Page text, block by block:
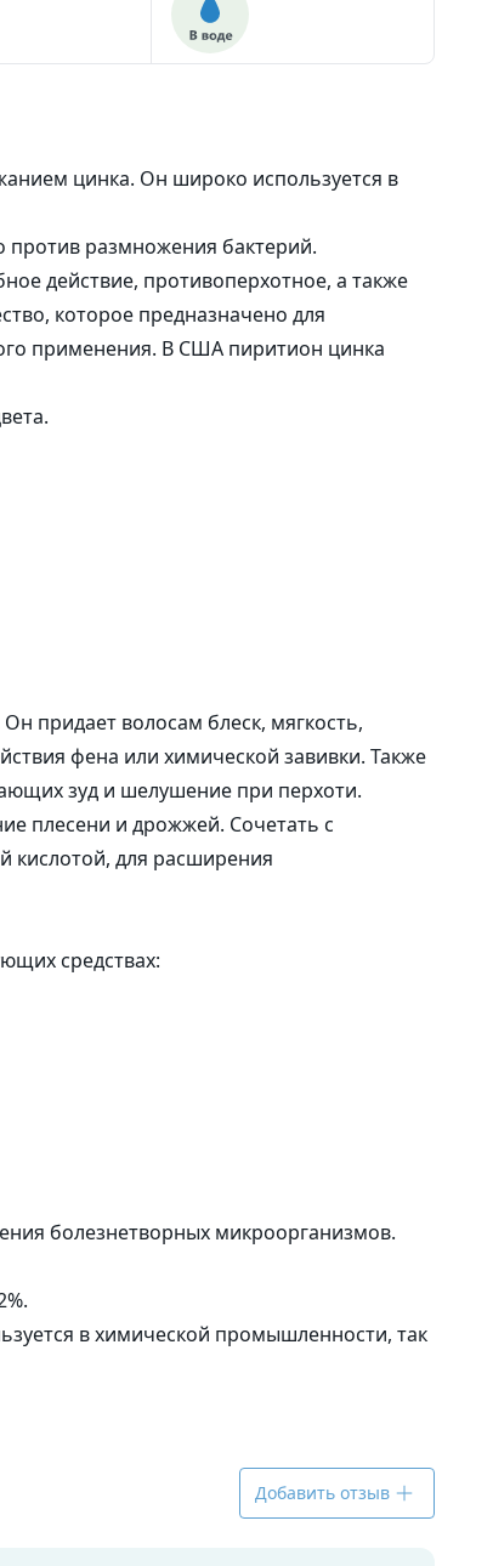
Наборы
цинка. Он широко используется в
против размножения бактерий.
действие, противоперхотное, а также
которое предназначено для
применения. В США пиритион цинка
придает волосам блеск, мягкость,
фена или химической завивки. Также
зуд и шелушение при перхоти.
плесени и дрожжей. Сочетать с
кислотой, для расширения
средствах:
болезнетворных микроорганизмов.
в химической промышленности, так
Добавить отзыв